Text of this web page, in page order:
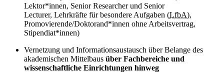
Lektor*innen, Senior Researcher und Senior
Lecturer, Lehrkräfte für besondere Aufgaben (LfbA),
Promovierende/Doktorand*innen ohne Arbeitsvertrag,
Stipendiat*innen)
Vernetzung und Informationsaustausch über Belange des
akademischen Mittelbaus über Fachbereiche und
wissenschaftliche Einrichtungen hinweg